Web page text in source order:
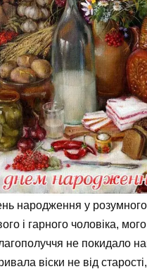
народження у
і гарного чоловіка,
не покидало
віски не від